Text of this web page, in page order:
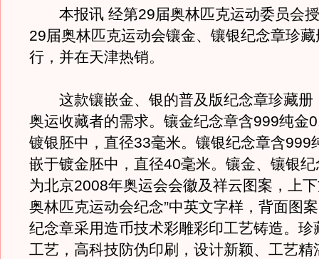
本报讯 经第29届奥林匹克运动委员会
29届奥林匹克运动会镶金、镶银纪念章珍
行，并在天津热销。
这款镶嵌金、银的普及版纪念章珍藏册
奥运收藏者的需求。镶金纪念章含999纯金
镀银胚中，直径33毫米。镶银纪念章含999
嵌于镀金胚中，直径40毫米。镶金、镶银
为北京2008年奥运会会徽及祥云图案，上
奥林匹克运动会纪念”中英文字样，背面图
纪念章采用造币技术彩雕彩印工艺铸造。珍
工艺，高科技防伪印刷，设计新颖、工艺精